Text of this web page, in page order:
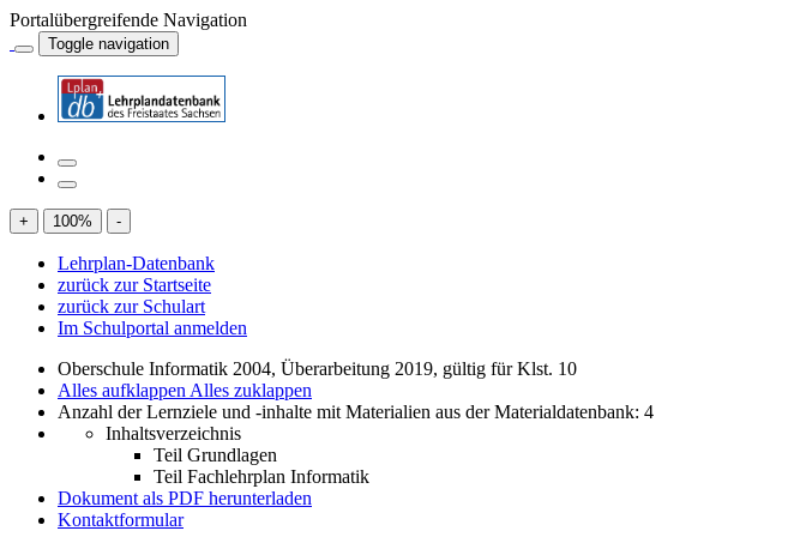
Portalübergreifende Navigation
Toggle navigation
+ 100% -
Lehrplan-Datenbank
zurück zur Startseite
zurück zur Schulart
Im Schulportal anmelden
Oberschule Informatik 2004, Überarbeitung 2019, gültig für Klst. 10
Alles aufklappen Alles zuklappen
Anzahl der Lernziele und -inhalte mit Materialien aus der Materialdatenbank: 4
Inhaltsverzeichnis
Teil Grundlagen
Teil Fachlehrplan Informatik
Dokument als PDF herunterladen
Kontaktformular